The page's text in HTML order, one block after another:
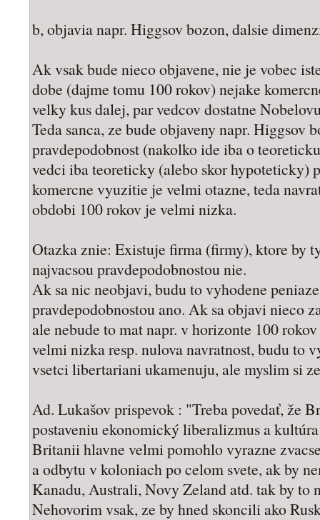
b, objavia napr. Higgsov bozon, dalsie
Ak vsak bude nieco objavene, nie je vobec
dobe (dajme tomu 100 rokov) nejake
velky kus dalej, par vedcov dostatne
Teda sanca, ze bude objaveny napr. Higgsov
pravdepodobnost (nakolko ide iba o
vedci iba teoreticky (alebo skor hypoteticky)
komercne vyuzitie je velmi otazne, teda
obdobi 100 rokov je velmi nizka.
Otazka znie: Existuje firma (firmy), ktore by
najvacsou pravdepodobnostou nie.
Ak sa nic neobjavi, budu to vyhodene
pravdepodobnostou ano. Ak sa objavi nieco
ale nebude to mat napr. v horizonte 100
velmi nizka resp. nulova navratnost, budu to
vsetci libertariani ukamenuju, ale myslim si
Ad. Lukašov prispevok : "Treba povedať, že
postaveniu ekonomický liberalizmus a
Britanii hlavne velmi pomohlo vyrazne
a odbytu v koloniach po celom svete, ak by
Kanadu, Australi, Novy Zeland atd. tak by to
Nehovorim vsak, ze by hned skoncili ako